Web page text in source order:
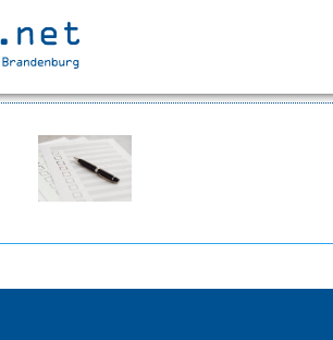
grandIOS Heft 1: Oberschulen gestalten
muss noch zugeordnet